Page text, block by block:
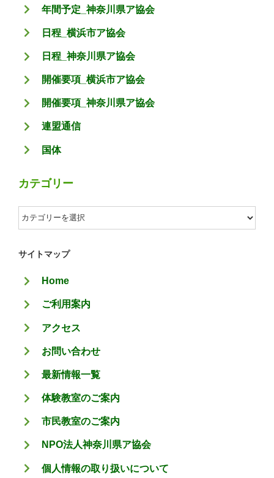
年間予定_神奈川県ア協会
日程_横浜市ア協会
日程_神奈川県ア協会
開催要項_横浜市ア協会
開催要項_神奈川県ア協会
連盟通信
国体
カテゴリー
カ
テ
ゴ
ー
サイトマップ
Home
ご利用案内
アクセス
お問い合わせ
最新情報一覧
体験教室のご案内
市民教室のご案内
NPO法人神奈川県ア協会
個人情報の取り扱いについて